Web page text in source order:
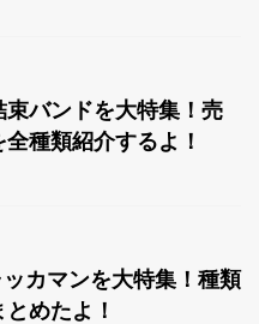
束バンドを大特集！売
種類紹介するよ！
カマンを大特集！種類
めたよ！